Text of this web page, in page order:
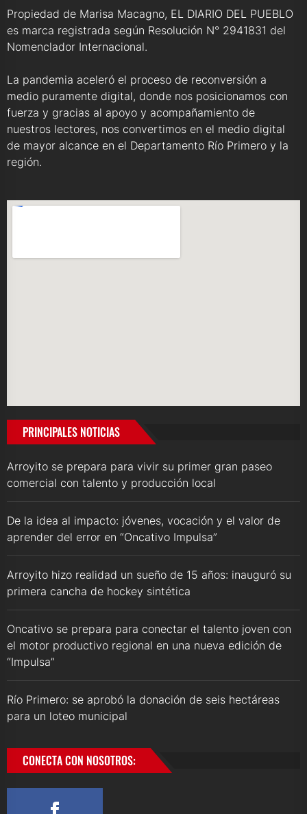
Propiedad de Marisa Macagno, EL DIARIO DEL PUEBLO
es marca registrada según Resolución N° 2941831 del
Nomenclador Internacional.
La pandemia aceleró el proceso de reconversión a
medio puramente digital, donde nos posicionamos con
fuerza y gracias al apoyo y acompañamiento de
nuestros lectores, nos convertimos en el medio digital
de mayor alcance en el Departamento Río Primero y la
región.
PRINCIPALES NOTICIAS
Arroyito se prepara para vivir su primer gran paseo
comercial con talento y producción local
De la idea al impacto: jóvenes, vocación y el valor de
aprender del error en “Oncativo Impulsa”
Arroyito hizo realidad un sueño de 15 años: inauguró su
primera cancha de hockey sintética
Oncativo se prepara para conectar el talento joven con
el motor productivo regional en una nueva edición de
“Impulsa”
Río Primero: se aprobó la donación de seis hectáreas
para un loteo municipal
CONECTA CON NOSOTROS: